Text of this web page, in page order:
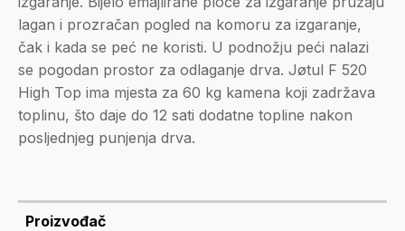
lagan i prozračan pogled na komoru za izgaranje,
čak i kada se peć ne koristi. U podnožju peći nalazi
se pogodan prostor za odlaganje drva. Jøtul F 520
High Top ima mjesta za 60 kg kamena koji zadržava
toplinu, što daje do 12 sati dodatne topline nakon
posljednjeg punjenja drva.
Proizvođač